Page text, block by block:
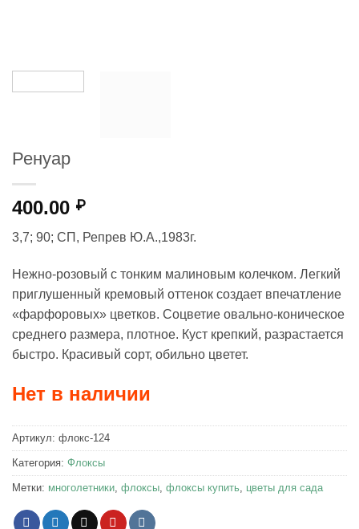
Ренуар
400.00 ₽
3,7; 90; СП, Репрев Ю.А.,1983г.
Нежно-розовый с тонким малиновым колечком. Легкий
приглушенный кремовый оттенок создает впечатление
«фарфоровых» цветков. Соцветие овально-коническое
среднего размера, плотное. Куст крепкий, разрастается
быстро. Красивый сорт, обильно цветет.
Нет в наличии
Артикул: флокс-124
Категория: Флоксы
Метки: многолетники флоксы флоксы купить цветы для сада